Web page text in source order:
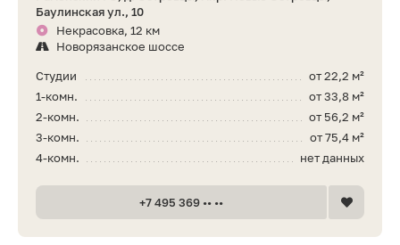
Баулинская ул., 10
Некрасовка, 12 км
Новорязанское шоссе
от 22,2 м²
Студии
от 33,8 м²
1-комн.
от 56,2 м²
2-комн.
от 75,4 м²
3-комн.
нет данных
4-комн.
+7 495 369 •• ••